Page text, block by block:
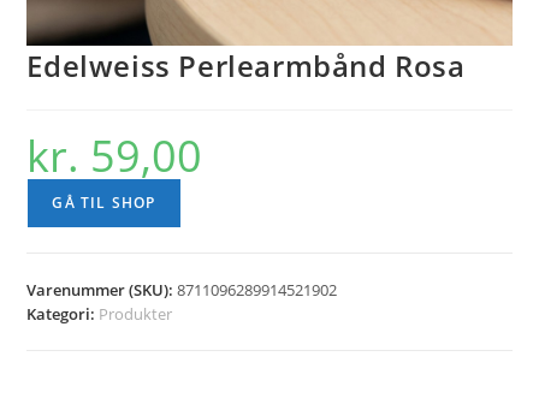
Edelweiss Perlearmbånd Rosa
kr. 59,00
GÅ TIL SHOP
Varenummer (SKU):8711096289914521902
Kategori: Produkter